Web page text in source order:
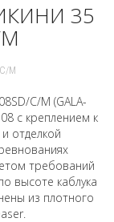
35
M
C/M (GALA-
с креплением к
отделкой
требований
высоте каблука
из плотного